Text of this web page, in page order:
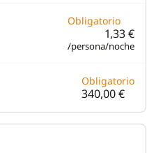
Obligatorio
1,33 €
/persona/noche
Obligatorio
340,00 €